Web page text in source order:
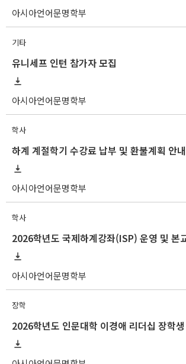
아시아언어문명학부
기타
유니세프 인턴 참가자 모집
아시아언어문명학부
학사
하계 계절학기 수강료 납부 및 환불계획 안내
아시아언어문명학부
학사
아시아언어문명학부
장학